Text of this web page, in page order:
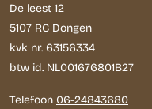
De leest 12
5107 RC Dongen
kvk nr. 63156334
btw id. NL001676801B27
Telefoon 06-24843680